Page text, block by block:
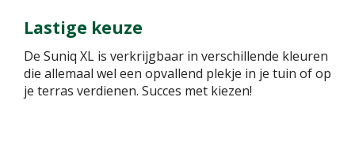
Lastige keuze
De Suniq XL is verkrijgbaar in verschillende kleuren
die allemaal wel een opvallend plekje in je tuin of op
je terras verdienen. Succes met kiezen!